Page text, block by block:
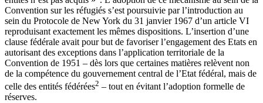
Convention sur les réfugiés s’est poursuivie par l’introduction au
sein du Protocole de New York du 31 janvier 1967 d’un article VI
reproduisant exactement les mêmes dispositions. L’insertion d’une
clause fédérale avait pour but de favoriser l’engagement des Etats en
autorisant des exceptions dans l’application territoriale de la
Convention de 1951 – dès lors que certaines matières relèvent non
de la compétence du gouvernement central de l’Etat fédéral, mais de
celle des entités fédérées2 – tout en évitant l’adoption formelle de
réserves.